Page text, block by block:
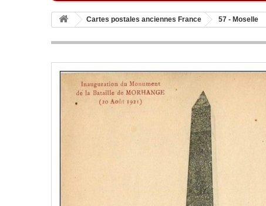
Cartes postales anciennes France 57 - Moselle